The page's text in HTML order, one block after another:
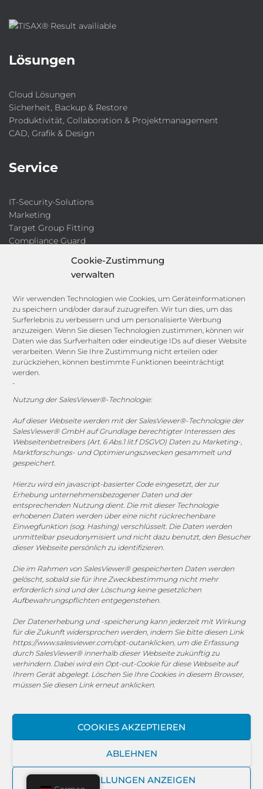
Cookie-Zustimmung
verwalten
Wir verwenden Technologien wie Cookies, um Geräteinformationen
zu speichern und/oder darauf zuzugreifen. Wir tun dies, um das
Surferlebnis zu verbessern und um personalisierte Werbung
anzuzeigen. Wenn Sie diesen Technologien zustimmen, können wir
Daten wie das Surfverhalten oder eindeutige IDs auf dieser Website
verarbeiten. Wenn Sie Ihre Zustimmung nicht erteilen oder
zurückziehen, können bestimmte Funktionen beeinträchtigt
werden.
-
Nutzung der SalesViewer®-Technologie:
Auf dieser Webseite werden mit der SalesViewer®-Technologie der
SalesViewer® GmbH auf Grundlage berechtigter Interessen des
Webseitenbetreibers (Art. 6 Abs.1 lit.f DSGVO) Daten zu Marketing-,
Marktforschungs- und Optimierungszwecken gesammelt und
gespeichert.
Hierzu wird ein javascript-basierter Code eingesetzt, der zur
Erhebung unternehmensbezogener Daten und der
entsprechenden Nutzung dient. Die mit dieser Technologie
erhobenen Daten werden über eine nicht rückrechenbare
Einwegfunktion (sog. Hashing) verschlüsselt. Die Daten werden
unmittelbar pseudonymisiert und nicht dazu benutzt, den Besucher
dieser Webseite persönlich zu identifizieren.
Die im Rahmen von SalesViewer® gespeicherten Daten werden
gelöscht, sobald sie für ihre Zweckbestimmung nicht mehr
erforderlich sind und der Löschung keine gesetzlichen
Aufbewahrungspflichten entgegenstehen.
Der Datenerhebung und -speicherung kann jederzeit mit Wirkung
für die Zukunft widersprochen werden, indem Sie bitte diesen Link
https://www.salesviewer.com/opt-outanklicken, um die Erfassung
durch SalesViewer® innerhalb dieser Webseite zukünftig zu
verhindern. Dabei wird ein Opt-out-Cookie für diese Webseite auf
Ihrem Gerät abgelegt. Löschen Sie Ihre Cookies in diesem Browser,
müssen Sie diesen Link erneut anklicken.
COOKIES AKZEPTIEREN
ABLEHNEN
EINSTELLUNGEN ANZEIGEN
Lösungen
Cloud Lösungen
Sicherheit, Backup & Restore
Produktivität, Collaboration & Projektmanagement
CAD, Grafik & Design
Service
IT-Security-Solutions
Marketing
Target Group Fitting
Compliance Guard
Channels
vertrieb@megasoft.de
+49 2173 265 06 0
Mo. - Do. 08:00 - 17:00 Uhr
Fr. 08:00 - 15:00 Uhr
Sponsoring
1. FC Monheim
COOKIE-RICHTLINIE (EU)
© 2025 MEGASOFT® IT GmbH & Co. KG |
MEGASOFT® IT übernimmt keinerlei Gewähr für die
Aktualität, Richtigkeit und Vollständigkeit der
Haftungsansprüche gegen den Autor, welche sich auf
Schäden materieller oder ideeller Art beziehen, die durch
die Nutzung oder Nichtnutzung der dargebotenen
Informationen bzw. durch die Nutzung fehlerhafter und
unvollständiger Informationen verursacht wurden, sind
grundsätzlich ausgeschlossen, sofern seitens des Autors
Verschulden vorliegt. Alle Angebote sind freibleibend und
unverbindlich. MEGASOFT® IT behält es sich ausdrücklich
vor, Teile der Seiten oder das gesamte Angebot ohne
gesonderte Ankündigung zu verändern, zu ergänzen, zu
löschen oder die Veröffentlichung zeitweise oder endgültig
einzustellen.